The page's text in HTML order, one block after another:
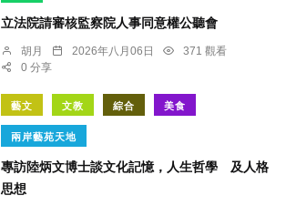
立法院請審核監察院人事同意權公聽會
胡月 2026年八月06日
371 觀看
0 分享
藝文 文教 綜合 美食
兩岸藝苑天地
專訪陸炳文博士談文化記憶，人生哲學 及人格
思想